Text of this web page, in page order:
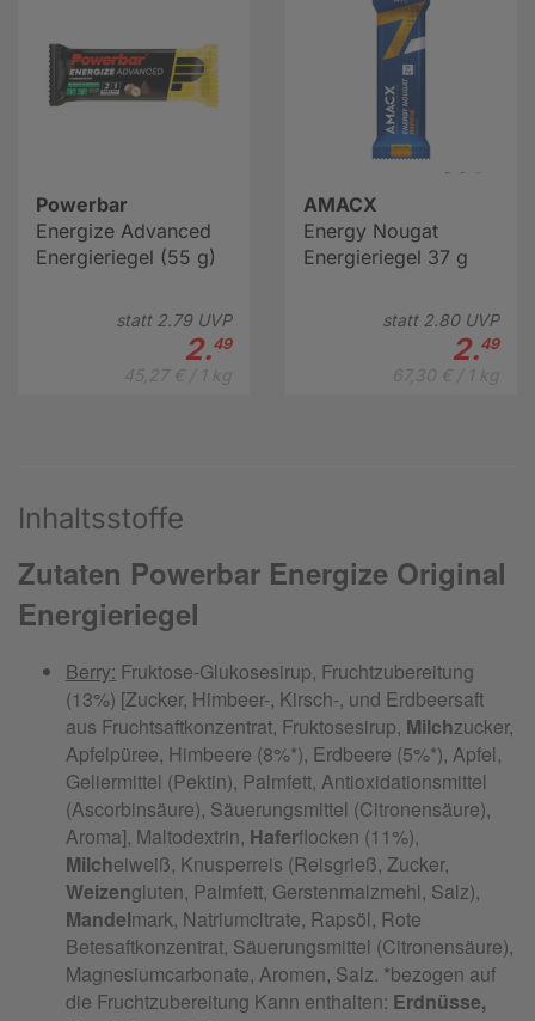
Powerbar
Energize Advanced
Energieriegel (55 g)
statt 2.79UVP
2.49
AMACX
Energy Nougat
Energieriegel 37 g
statt 2.80UVP
2.49
Inhaltsstoffe